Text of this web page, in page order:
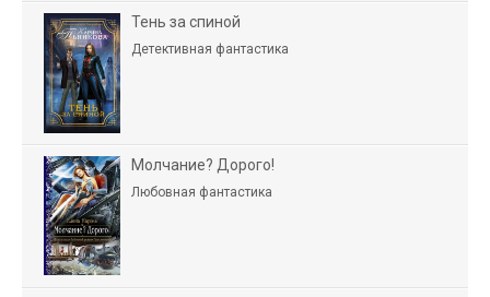
Тень за спиной
Детективная фантастика
Молчание? Дорого!
Любовная фантастика